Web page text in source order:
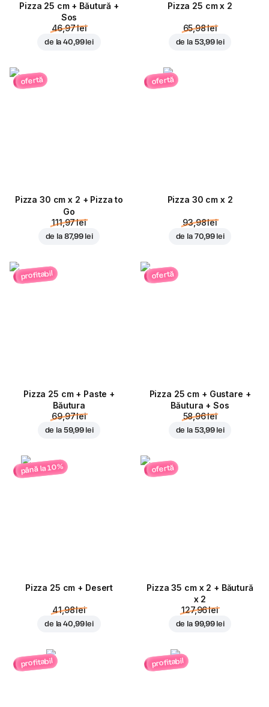
Pizza 25 cm + Băutură +
Sos
46,97 lei
de la40,99 lei
Pizza 25 cm x 2
65,98 lei
de la 53,99 lei
ofertă
Pizza 30 cm x 2 + Pizza to
Go
111,97 lei
de la 87,99 lei
ofertă
Pizza 30 cm x 2
93,98 lei
de la 70,99 lei
profitabil
Pizza 25 cm + Paste +
Băutura
69,97 lei
de la 59,99 lei
ofertă
Pizza 25 cm + Gustare +
Băutura + Sos
58,96 lei
de la 53,99 lei
până la 10%
Pizza 25 cm + Desert
41,98 lei
de la40,99 lei
ofertă
Pizza 35 cm x 2 + Băutură
x 2
127,96 lei
de la 99,99 lei
profitabil profitabil